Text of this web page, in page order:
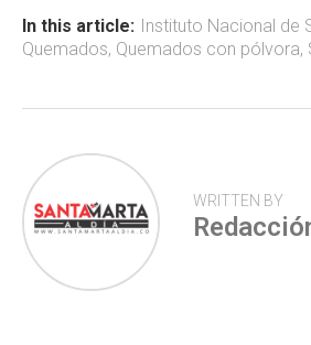
ok p
p
tir
In this article: Instituto Nacional de
Quemados, Quemados con pólvora,
WRITTEN BY